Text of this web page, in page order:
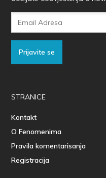
Prijavite se
STRANICE
Kontakt
O Fenomenima
Pravila komentarisanja
Registracija